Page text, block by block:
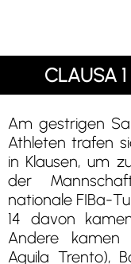
CLAUSA
Am gestrigen
Athleten trafen
in Klausen, um
der
nationale FIBa-
14 davon
Andere kamen
Aquila Trento),